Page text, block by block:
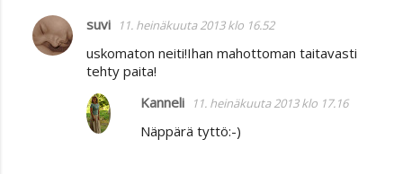
suvi 11. heinäkuuta 2013 klo 16.52
uskomaton neiti!Ihan mahottoman taitavasti
tehty paita!
Kanneli 11. heinäkuuta 2013 klo 17.16
Näppärä tyttö:-)